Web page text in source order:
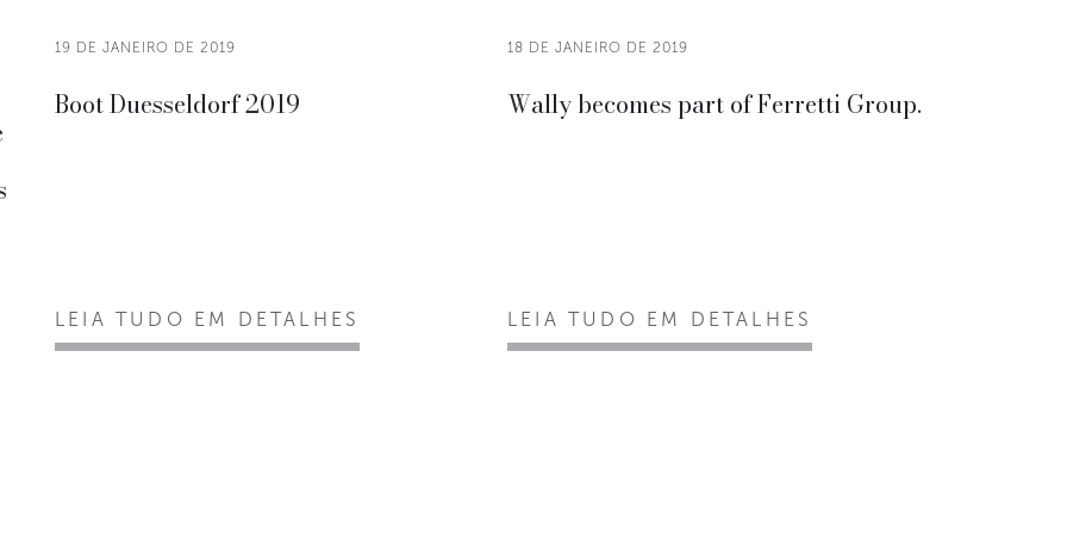
19 DE JANEIRO DE 2019
Boot Duesseldorf 2019
LEIA TUDO EM DETALHES
18 DE JANEIRO DE 2019
Wally becomes part of Ferretti Group.
LEIA TUDO EM DETALHES